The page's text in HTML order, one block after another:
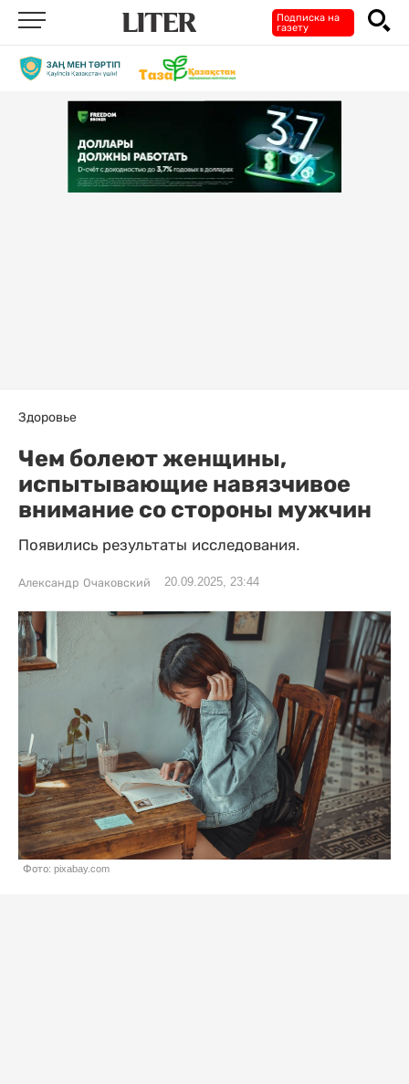
Подписка на
газету
Здоровье
Чем болеют женщины,
испытывающие навязчивое
внимание со стороны мужчин
Появились результаты исследования.
Александр Очаковский 20.09.2025, 23:44
Фото: pixabay.com